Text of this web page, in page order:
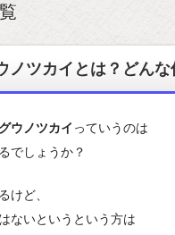
ノツカイとは？どん
ウノツカイ っていうのは
でしょうか？
けど、
ないというという方は